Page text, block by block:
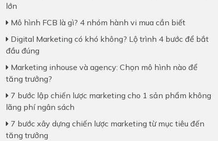
lớn
Mô hình FCB là gì? 4 nhóm hành vi mua cần biết
Digital Marketing có khó không? Lộ trình 4 bước để bắt
đầu đúng
Marketing inhouse và agency: Chọn mô hình nào để
tăng trưởng?
7 bước lập chiến lược marketing cho 1 sản phẩm không
lãng phí ngân sách
7 bước xây dựng chiến lược marketing từ mục tiêu đến
tăng trưởng